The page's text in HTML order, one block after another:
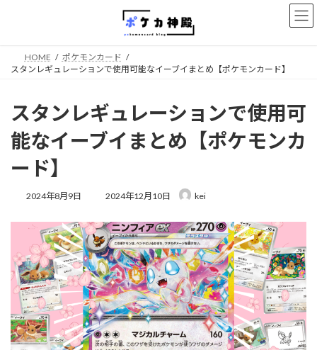
HOME
ポケモンカード
スタンレギュレーションで使用可能なイーブイまとめ【ポケモンカード】
スタンレギュレーションで使用可
能なイーブイまとめ【ポケモンカ
ード】
2024年8月9日
最
新
日
時
:
2024年12月10日 kei